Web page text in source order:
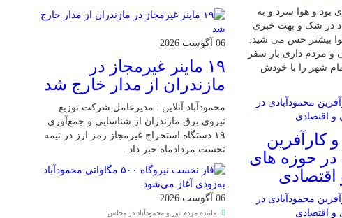
آنلاین: 7 دی بود و هوا سرد و به
در شک و بهت خبری
بیشتر حس می شید.
و مردم داری بار سفر
شهر را با خودش
کارآفرین
در حوزه های
06 آگوست 2026
۱۹ ماینر غیرمجاز در
مازندران از مدار خارج شد
محمودآباد آنلاین : مدیرعامل شرکت توزیع
نیروی برق مازندران از شناسایی و جمع‌آوری
۱۹ دستگاه استخراج غیرمجاز رمز ارز در نیمه
نخست مردادماه خبر داد .
06 آگوست 2026
نماینده مردم نور و محمودآباد در مجلس: